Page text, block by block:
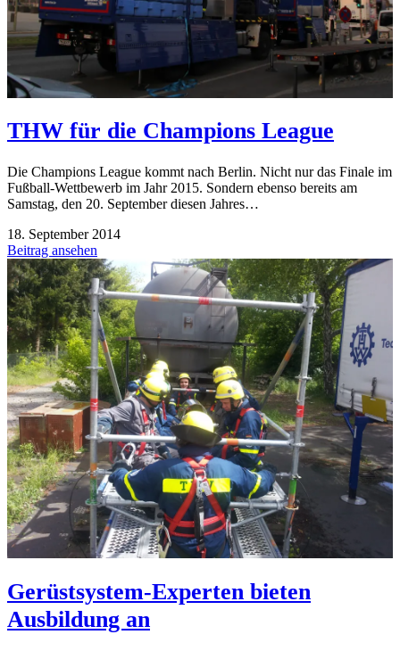
THW für die Champions League
Die Champions League kommt nach Berlin. Nicht nur das Finale im
Fußball-Wettbewerb im Jahr 2015. Sondern ebenso bereits am
Samstag, den 20. September diesen Jahres…
18. September 2014
Beitrag ansehen
Gerüstsystem-Experten bieten
Ausbildung an